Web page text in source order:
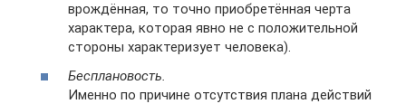
врождённая, то точно приобретённая черта
характера, которая явно не с положительной
стороны характеризует человека).
Бесплановость.
Именно по причине отсутствия плана действий